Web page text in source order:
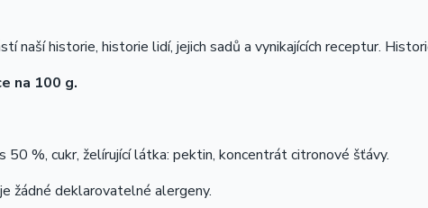
naší historie, historie lidí, jejich sadů a vynikajících receptur.
na 100 g.
50 %, cukr, želírující látka: pektin, koncentrát citronové šťávy.
žádné deklarovatelné alergeny.